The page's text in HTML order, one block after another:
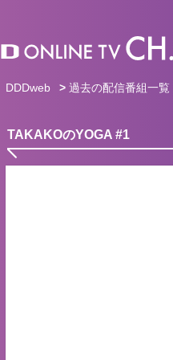
DDDweb > 過去の配信番組一覧
TAKAKOのYOGA #1